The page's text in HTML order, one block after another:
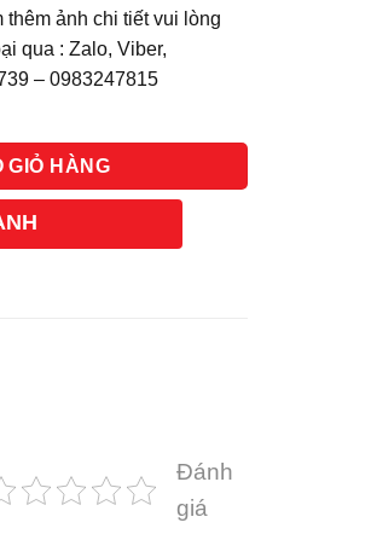
thêm ảnh chi tiết vui lòng
qua : Zalo, Viber,
– 0983247815
GIỎ HÀNG
Đánh
giá